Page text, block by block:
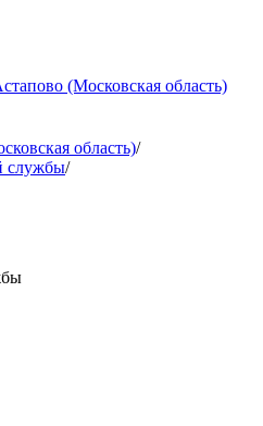
(Московская область)
область)/
службы/